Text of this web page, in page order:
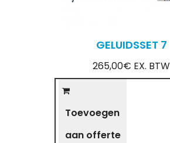
GELUIDSSET 7
265,00€ EX. BTW
Toevoegen
aan offerte